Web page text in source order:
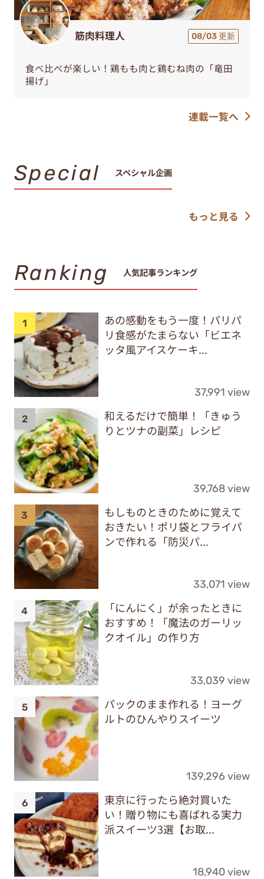
筋肉料理人 08/03 更新
食べ比べが楽しい！鶏もも肉と鶏むね肉の「竜田
揚げ」
連載一覧へ
Special スペシャル企画
もっと見る
Ranking 人気記事ランキング
あの感動をもう一度！パリパ
リ食感がたまらない「ビエネ
ッタ風アイスケーキ...
37,991 view
和えるだけで簡単！「きゅう
りとツナの副菜」レシピ
39,768 view
もしものときのために覚えて
おきたい！ポリ袋とフライパ
ンで作れる「防災パ...
33,071 view
「にんにく」が余ったときに
おすすめ！「魔法のガーリッ
クオイル」の作り方
33,039 view
パックのまま作れる！ヨーグ
ルトのひんやりスイーツ
139,296 view
東京に行ったら絶対買いた
い！贈り物にも喜ばれる実力
派スイーツ3選【お取...
18,940 view